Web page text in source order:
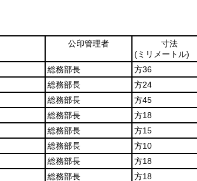
公印管理者
寸法
(ミリメートル)
総務部長 方36
総務部長 方24
総務部長 方45
総務部長 方18
総務部長 方15
総務部長 方10
総務部長 方18
総務部長 方18